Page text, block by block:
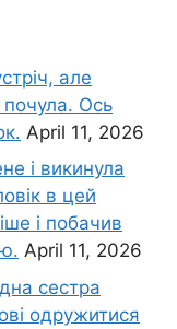
але
почула. Ось
April 11, 2026
і викинула
в цей
і побачив
April 11, 2026
сестра
одружитися